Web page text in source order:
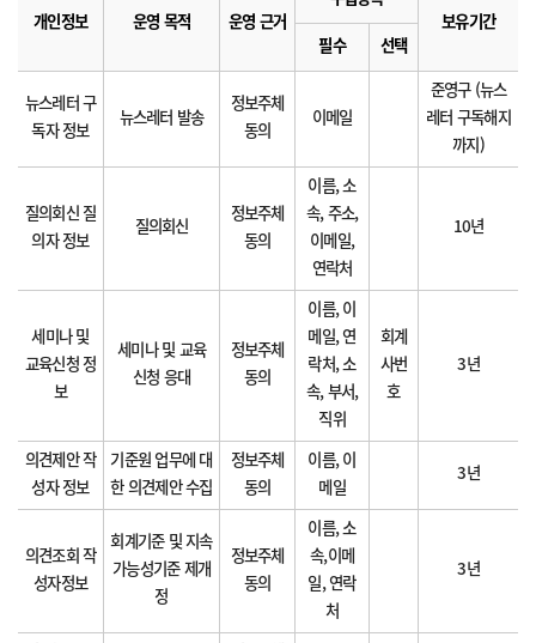
개인정보 운영 목적 운영 근거
보유기간
필수
선택
뉴스레터 구
독자 정보
뉴스레터 발송
정보주체
동의
이메일
준영구 (뉴스
레터 구독해지
까지)
질의회신 질
의자 정보
질의회신
정보주체
동의
이름, 소
속, 주소,
이메일,
연락처
10년
세미나 및
교육신청 정
보
세미나 및 교육
신청 응대
정보주체
동의
이름, 이
메일, 연
락처, 소
속, 부서,
직위
회계
사번
호
3년
의견제안 작
성자 정보
기준원 업무에 대
한 의견제안 수집
정보주체
동의
이름, 이
메일
3년
의견조회 작
성자정보
회계기준 및 지속
가능성기준 제개
정
정보주체
동의
이름, 소
속,이메
일, 연락
처
3년